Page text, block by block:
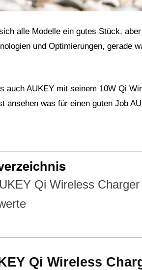
alle Modelle ein gutes Stück,
und Optimierungen, gerade
auch AUKEY mit seinem 10W Qi
ansehen was für einen guten Job
Qi Wireless
Qi Wireless